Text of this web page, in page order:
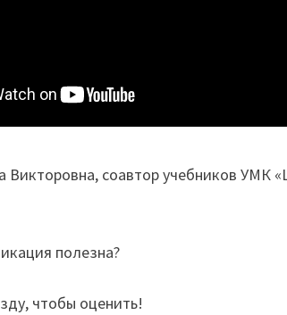
Викторовна, соавтор учебников УМК
полезна?
чтобы оценить!